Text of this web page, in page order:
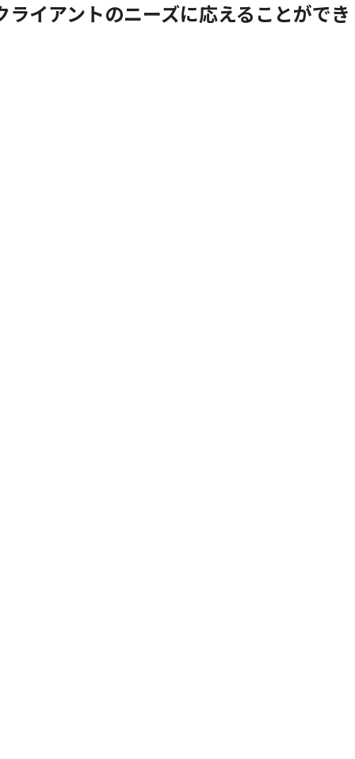
ライアントのニーズに応える ことができ